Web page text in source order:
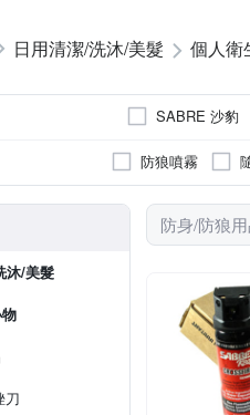
日用清潔/洗沐/美髮 個人衛
SABRE 沙豹
防狼噴霧
沐/美髮
刀
防身/防狼